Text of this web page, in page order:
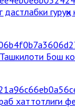
Бош
хаттотлиги